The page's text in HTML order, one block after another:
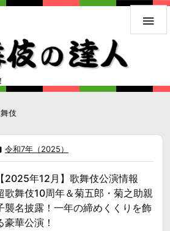

伎
令和7年（2025）
【2025年12月】歌舞伎公演情報
歌舞伎10周年＆菊五郎・菊之助親
襲名披露！一年の締めくくりを飾
豪華公演！